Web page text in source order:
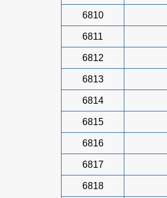
6810
6811
6812
6813
6814
6815
6816
6817
6818